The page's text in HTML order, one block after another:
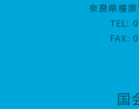
奈良県橿
TEL:
FAX:
国